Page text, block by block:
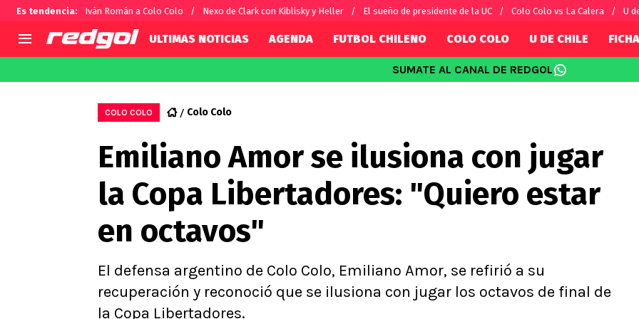
Es tendencia: Iván Román a Colo Colo Nexo de Clark con Kiblisky y Heller El sueño de presidente de la UC Colo Colo vs La Calera U
Selección Chilena
U de Chile
U Católica
Campeonato Nacional
Primera B
Segunda División
Copa Chile
Supercopa Chile
Campeonato Femenino
Alexis Sánchez
Carlos Palacios
Chilenos por el mundo
Fútbol Argentino
Fútbol Brasileño
Conference
Ligue 1
Premier
Serie A
ULTIMAS NOTICIAS AGENDA FUTBOL CHILENO COLO COLO U DE CHILE
SUMATE AL CANAL DE REDGOL
COLO COLO Colo Colo
Emiliano Amor se ilusiona con jugar
la Copa Libertadores: "Quiero estar
en octavos"
El defensa argentino de Colo Colo, Emiliano Amor, se refirió a su
recuperación y reconoció que se ilusiona con jugar los octavos de final de
la Copa Libertadores.